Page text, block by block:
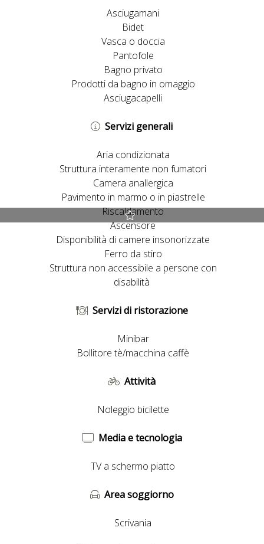
Miglior prezzo garantito
Early Check-in e Late Check-out previa disponibilità
Upgrade gratuito della camera previa disponibilità
La politica di cancellazione più vantaggiosa del Web
Asciugamani
Bidet
Vasca o doccia
Pantofole
Bagno privato
Prodotti da bagno in omaggio
Asciugacapelli
Servizi generali
Aria condizionata
Struttura interamente non fumatori
Camera anallergica
Pavimento in marmo o in piastrelle
Riscaldamento
Ascensore
Disponibilità di camere insonorizzate
Ferro da stiro
Struttura non accessibile a persone con
disabilità
Servizi di ristorazione
Minibar
Bollitore tè/macchina caffè
Attività
Noleggio bicilette
Media e tecnologia
TV a schermo piatto
Area soggiorno
Scrivania